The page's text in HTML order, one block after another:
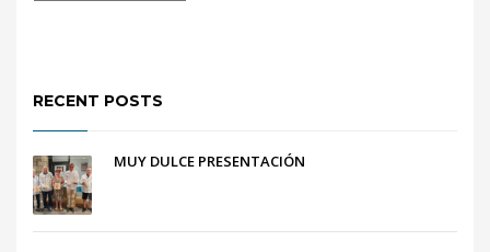
RECENT POSTS
MUY DULCE PRESENTACIÓN